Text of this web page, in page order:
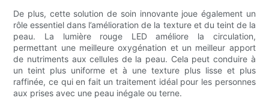
De plus, cette solution de soin innovante joue également un
rôle essentiel dans l’amélioration de la texture et du teint de la
peau. La lumière rouge LED améliore la circulation,
permettant une meilleure oxygénation et un meilleur apport
de nutriments aux cellules de la peau. Cela peut conduire à
un teint plus uniforme et à une texture plus lisse et plus
raffinée, ce qui en fait un traitement idéal pour les personnes
aux prises avec une peau inégale ou terne.